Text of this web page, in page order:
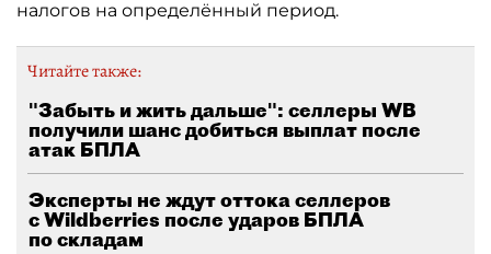
налогов на определённый период.
Читайте также:
"Забыть и жить дальше": селлеры WB
получили шанс добиться выплат после
атак БПЛА
Эксперты не ждут оттока селлеров
с Wildberries после ударов БПЛА
по складам